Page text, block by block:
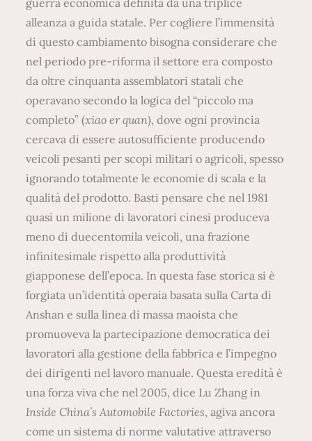
alleanza a guida statale. Per cogliere l’immensità
di questo cambiamento bisogna considerare che
nel periodo pre-riforma il settore era composto
da oltre cinquanta assemblatori statali che
operavano secondo la logica del “piccolo ma
completo” (xiao er quan), dove ogni provincia
cercava di essere autosufficiente producendo
veicoli pesanti per scopi militari o agricoli, spesso
ignorando totalmente le economie di scala e la
qualità del prodotto. Basti pensare che nel 1981
quasi un milione di lavoratori cinesi produceva
meno di duecentomila veicoli, una frazione
infinitesimale rispetto alla produttività
giapponese dell’epoca. In questa fase storica si è
forgiata un’identità operaia basata sulla Carta di
Anshan e sulla linea di massa maoista che
promuoveva la partecipazione democratica dei
lavoratori alla gestione della fabbrica e l’impegno
dei dirigenti nel lavoro manuale. Questa eredità è
una forza viva che nel 2005, dice Lu Zhang in
Inside China’s Automobile Factories, agiva ancora
come un sistema di norme valutative attraverso